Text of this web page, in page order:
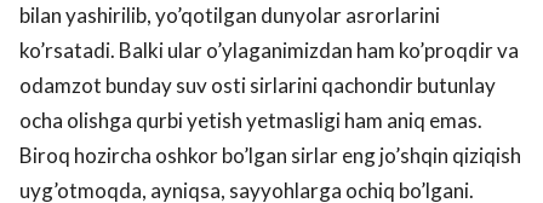
защищены.
bilan yashirilib, yo’qotilgan dunyolar asrorlarini
ko’rsatadi. Balki ular o’ylaganimizdan ham ko’proqdir va
odamzot bunday suv osti sirlarini qachondir butunlay
ocha olishga qurbi yetish yetmasligi ham aniq emas.
Biroq hozircha oshkor bo’lgan sirlar eng jo’shqin qiziqish
uyg’otmoqda, ayniqsa, sayyohlarga ochiq bo’lgani.